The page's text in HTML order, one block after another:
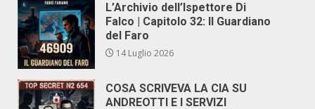
L’Archivio dell’Ispettore Di
Falco | Capitolo 32: Il Guardiano
del Faro
14 Luglio 2026
COSA SCRIVEVA LA CIA SU
ANDREOTTI E I SERVIZI